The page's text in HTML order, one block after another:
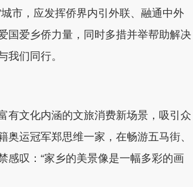
市，应发挥侨界内引外联、融通中外
国爱乡侨力量，同时多措并举帮助解决
我们同行。
有文化内涵的文旅消费新场景，吸引众
运冠军郑思维一家，在畅游五马街、
感叹：“家乡的美景像是一幅多彩的画